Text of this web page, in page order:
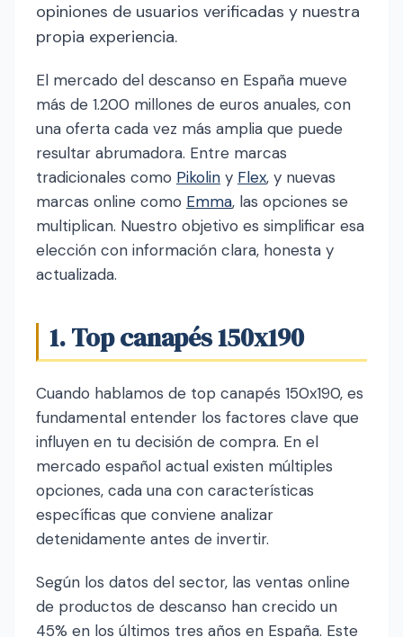
opiniones de usuarios verificadas y nuestra
propia experiencia.
El mercado del descanso en España mueve
más de 1.200 millones de euros anuales, con
una oferta cada vez más amplia que puede
resultar abrumadora. Entre marcas
tradicionales como Pikolin y Flex, y nuevas
marcas online como Emma, las opciones se
multiplican. Nuestro objetivo es simplificar esa
elección con información clara, honesta y
actualizada.
1. Top canapés 150x190
Cuando hablamos de top canapés 150x190, es
fundamental entender los factores clave que
influyen en tu decisión de compra. En el
mercado español actual existen múltiples
opciones, cada una con características
específicas que conviene analizar
detenidamente antes de invertir.
Según los datos del sector, las ventas online
de productos de descanso han crecido un
45% en los últimos tres años en España. Este